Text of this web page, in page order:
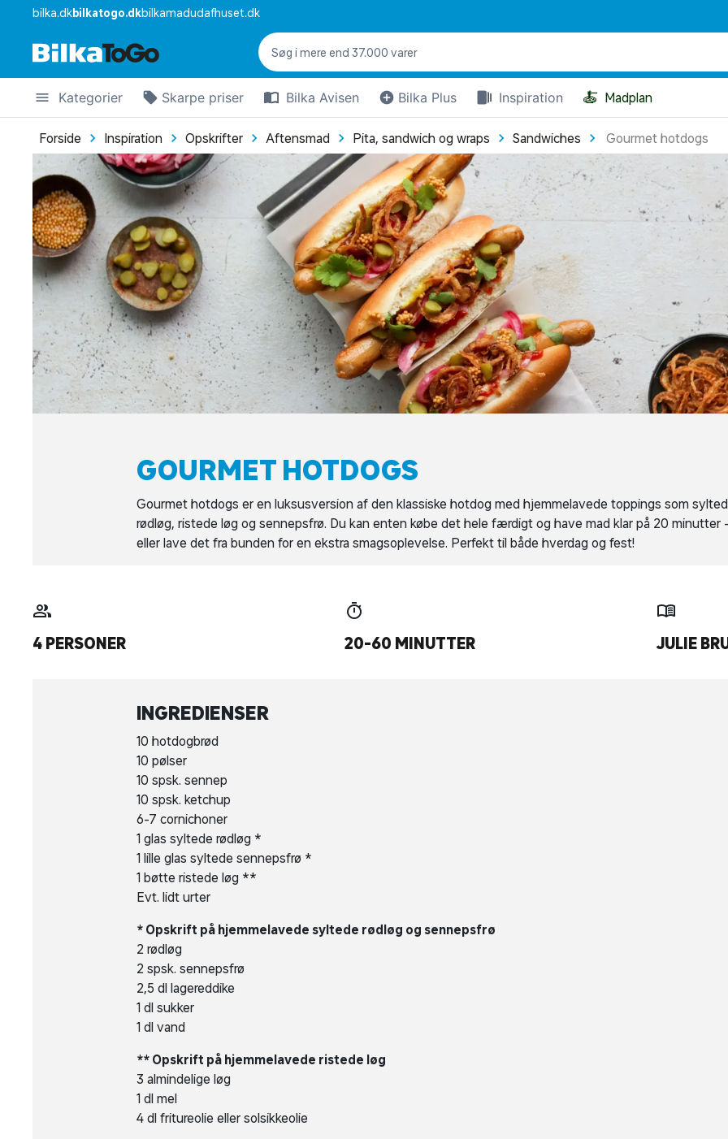
bilka.dkbilkatogo.dkbilkamadudafhuset.dk
Kategorier Skarpe priser Bilka Avisen Bilka Plus Inspiration 🍝 Madplan
Forside Inspiration Opskrifter Aftensmad Pita, sandwich og wraps Sandwiches Gourmet hotdogs
GOURMET HOTDOGS
Gourmet hotdogs er en luksusversion af den klassiske hotdog med hjemmelavede toppings som
rødløg, ristede løg og sennepsfrø. Du kan enten købe det hele færdigt og have mad klar på 20 minutter -
eller lave det fra bunden for en ekstra smagsoplevelse. Perfekt til både hverdag og fest!
4 PERSONER 20-60 MINUTTER JULIE
INGREDIENSER
10 hotdogbrød
10 pølser
10 spsk. sennep
10 spsk. ketchup
6-7 cornichoner
1 glas syltede rødløg *
1 lille glas syltede sennepsfrø *
1 bøtte ristede løg **
Evt. lidt urter
* Opskrift på hjemmelavede syltede rødløg og sennepsfrø
2 rødløg
2 spsk. sennepsfrø
2,5 dl lagereddike
1 dl sukker
1 dl vand
** Opskrift på hjemmelavede ristede løg
3 almindelige løg
1 dl mel
4 dl fritureolie eller solsikkeolie